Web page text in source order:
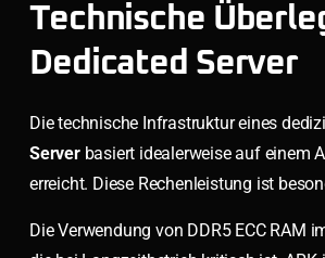
Technische
Dedicated Server
Die technische Infrastruktur eines
Serverbasiert idealerweise auf einem
erreicht. Diese Rechenleistung ist
Die Verwendung von DDR5 ECC RAM